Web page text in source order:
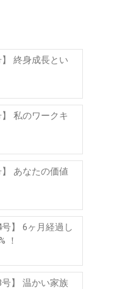
終身成長とい
私のワークキ
あなたの価値
号】 6ヶ月経過し
！
号】 温かい家族